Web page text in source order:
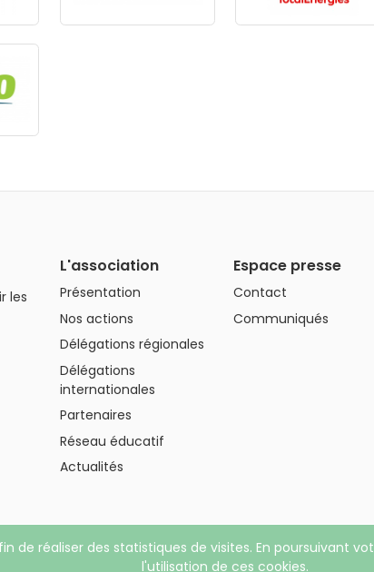
les
L'association
Présentation
Nos actions
Délégations régionales
Délégations
internationales
Partenaires
Réseau éducatif
Actualités
Espace presse
Contact
Communiqués
légales|Politique de confidentialité
de réaliser des statistiques de visites. En poursuivant
l'utilisation de ces cookies.